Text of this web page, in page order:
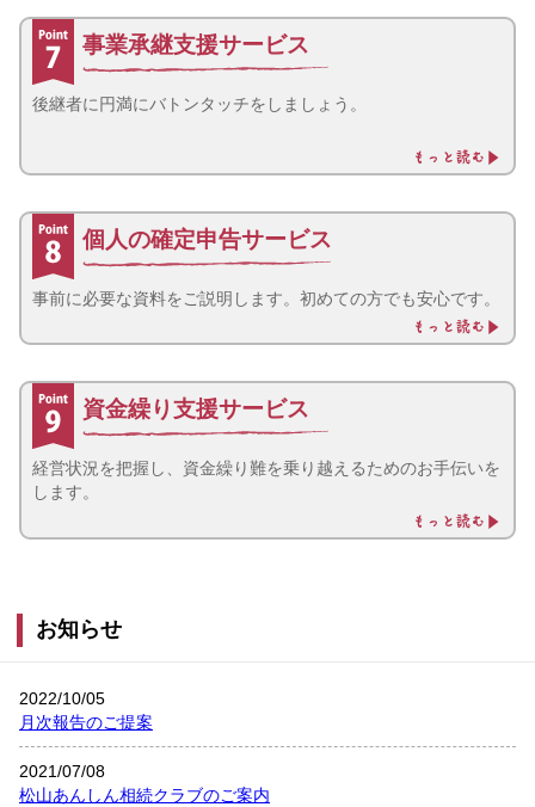
事業承継支援サービス
後継者に円満にバトンタッチをしましょう。
個人の確定申告サービス
事前に必要な資料をご説明します。初めての方でも安心です。
資金繰り支援サービス
経営状況を把握し、資金繰り難を乗り越えるためのお手伝いを
します。
お知らせ
2022/10/05
月次報告のご提案
2021/07/08
松山あんしん相続クラブのご案内